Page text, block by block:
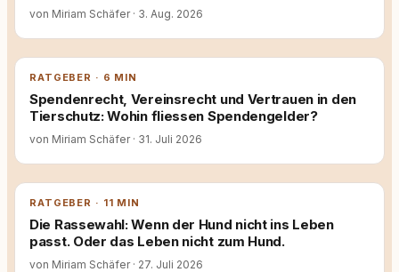
von Miriam Schäfer · 3. Aug. 2026
RATGEBER · 6 MIN
Spendenrecht, Vereinsrecht und Vertrauen in den
Tierschutz: Wohin fliessen Spendengelder?
von Miriam Schäfer · 31. Juli 2026
RATGEBER · 11 MIN
Die Rassewahl: Wenn der Hund nicht ins Leben
passt. Oder das Leben nicht zum Hund.
von Miriam Schäfer · 27. Juli 2026